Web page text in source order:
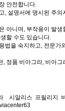
안전합니다.
, 설명서에 명시된 주
아니며, 부작용이 발
할 수도 있습니다.
법을 숙지하고, 전문
, 정품 비아그라, 비아
시알리스 프릴리지
viacenter63